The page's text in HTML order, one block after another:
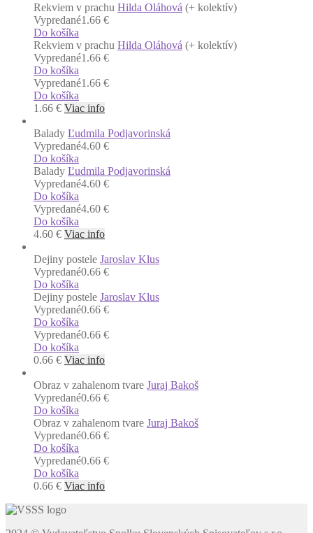
Rekviem v prachu Hilda Oláhová (+ kolektív)
Vypredané1.66 €
Do košíka
Rekviem v prachu Hilda Oláhová (+ kolektív)
Vypredané1.66 €
Do košíka
Vypredané1.66 €
Do košíka
1.66 € Viac info
Balady Ľudmila Podjavorinská
Vypredané4.60 €
Do košíka
Balady Ľudmila Podjavorinská
Vypredané4.60 €
Do košíka
Vypredané4.60 €
Do košíka
4.60 € Viac info
Dejiny postele Jaroslav Klus
Vypredané0.66 €
Do košíka
Dejiny postele Jaroslav Klus
Vypredané0.66 €
Do košíka
Vypredané0.66 €
Do košíka
0.66 € Viac info
Obraz v zahalenom tvare Juraj Bakoš
Vypredané0.66 €
Do košíka
Obraz v zahalenom tvare Juraj Bakoš
Vypredané0.66 €
Do košíka
Vypredané0.66 €
Do košíka
0.66 € Viac info